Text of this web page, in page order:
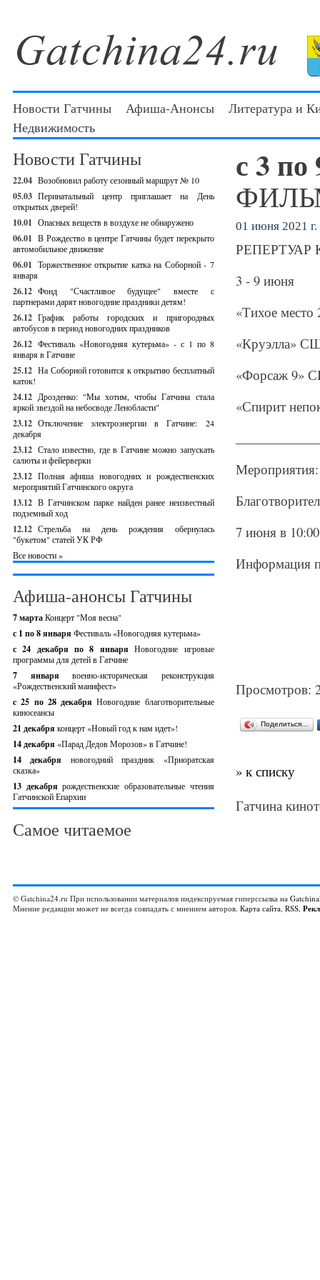
Новости Гатчины Афиша-Анонсы
Литература и
Недвижимость
Новости Гатчины
22.04 Возобновил работу сезонный маршрут № 10
05.03 Перинатальный центр приглашает на День
открытых дверей!
10.01 Опасных веществ в воздухе не обнаружено
06.01 В Рождество в центре Гатчины будет перекрыто
автомобильное движение
06.01 Торжественное открытие катка на Соборной - 7
января
26.12 Фонд "Счастливое будущее" вместе с
партнерами дарят новогодние праздники детям!
26.12 График работы городских и пригородных
автобусов в период новогодних праздников
26.12 Фестиваль «Новогодняя кутерьма» - с 1 по 8
января в Гатчине
25.12 На Соборной готовится к открытию бесплатный
каток!
24.12 Дрозденко: "Мы хотим, чтобы Гатчина стала
яркой звездой на небосводе Ленобласти"
23.12 Отключение электроэнергии в Гатчине: 24
декабря
23.12 Стало известно, где в Гатчине можно запускать
салюты и фейерверки
23.12 Полная афиша новогодних и рождественских
мероприятий Гатчинского округа
13.12 В Гатчинском парке найден ранее неизвестный
подземный ход
12.12 Стрельба на день рождения обернулась
"букетом" статей УК РФ
Все новости »
Афиша-анонсы Гатчины
7 мартаКонцерт "Моя весна"
с 1 по 8 января Фестиваль «Новогодняя кутерьма»
с 24 декабря по 8 январяНовогодние игровые
программы для детей в Гатчине
7 январявоенно-историческая реконструкция
«Рождественский манифест»
c 25 по 28 декабряНовогодние благотворительные
киносеансы
21 декабря концерт «Новый год к нам идет»!
14 декабря «Парад Дедов Морозов» в Гатчине!
14 декабря новогодний праздник «Приоратская
сказка»
13 декабрярождественские образовательные чтения
Гатчинской Епархии
Самое читаемое
с 3
01 июня 2021 г.
РЕПЕРТУАР
3 - 9 июня
«Тихое
«Круэлла»
«Форсаж 9»
«Спирит
Мероприятия:
7 июня в
Информация
Просмотров:
Поделиться…
» к списку
Гатчина
© Gatchina24.ru При использовании материалов индексируемая гиперссылка на
Мнение редакции может не всегда совпадать с мнением авторов. Карта сайта, RSS,